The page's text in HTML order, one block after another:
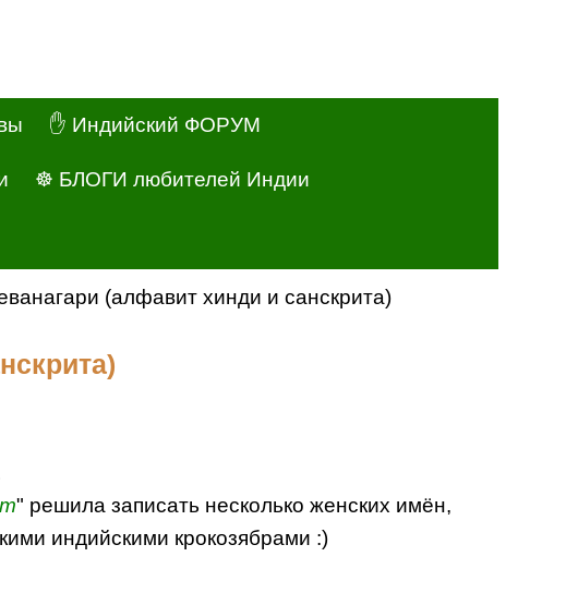
✋ Индийский ФОРУМ
☸ БЛОГИ любителей Индии
(алфавит хинди и санскрита)
" решила записать несколько женских имён,
индийскими крокозябрами :)